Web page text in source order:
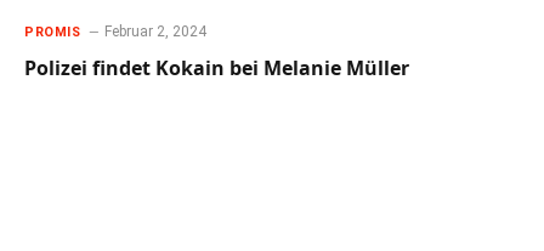
PROMIS Februar 2, 2024
Polizei findet Kokain bei Melanie Müller